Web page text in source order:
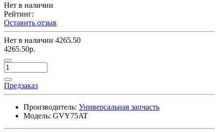
Нет в наличии
Рейтинг:
Оставить отзыв
Нет в наличии 4265.50
4265.50р.
Предзаказ
Производитель: Универсальная запчасть
Модель: GVY75AT